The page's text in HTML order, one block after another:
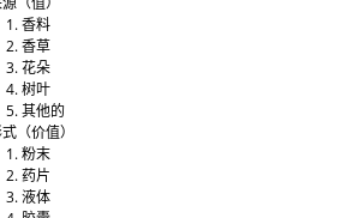
香料
香草
花朵
树叶
其他的
（价值）
粉末
药片
液体